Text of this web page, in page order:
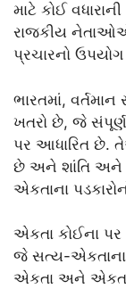
માટે કોઈ
રાજકીય નેતાઓએ
પ્રચારનો ઉપયોગ
ભારતમાં,
ખતરો છે, જે
પર આધારિત છે.
છે અને શાંતિ અને
એકતાના
એકતા કોઈના
જે સત્ય-
એકતા અને